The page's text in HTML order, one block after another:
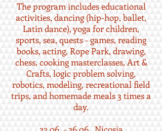
The program includes educational
activities, dancing (hip-hop, ballet,
Latin dance), yoga for children,
sports, sea, quests - games, reading
books, acting, Rope Park, drawing,
chess, cooking masterclasses, Art &
Crafts, logic problem solving,
robotics, modeling, recreational field
trips, and homemade meals 3 times a
day.